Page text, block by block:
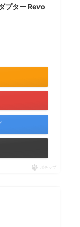
プター Revo
ポチップ